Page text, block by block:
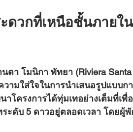
ดวกที่เหนือชั้นภายใ
นตา โมนิกา พัทยา (Riviera Santa
ามใส่ใจในการนำเสนอรูปแบบก
าโครงการได้ทุ่มเทอย่างเต็มที่เ
ะดับ 5 ดาวอยู่ตลอดเวลา โดยผู้